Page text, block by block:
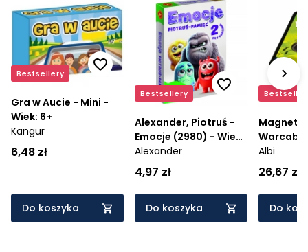
Bestsellery
Gra w Aucie - Mini -
Wiek: 6+
Kangur
6,48 zł
Do koszyka
Bestsellery
Alexander, Piotruś -
Emocje (2980) - Wiek:
4+
Alexander
4,97 zł
Do koszyka
Warcaby
Wiek: 6+
Albi
26,67 zł
Do